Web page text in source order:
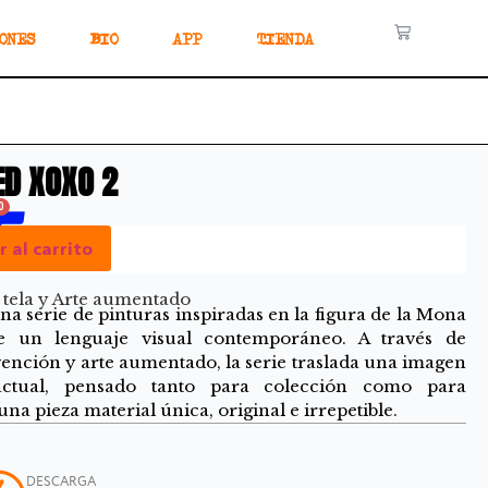
BIO APP TIENDA
XOXO 2
al carrito
y Arte aumentado
serie de pinturas inspiradas en la figura de la Mona
un lenguaje visual contemporáneo. A través de
y arte aumentado, la serie traslada una imagen
pensado tanto para colección como para
pieza material única, original e irrepetible.
DESCARGA